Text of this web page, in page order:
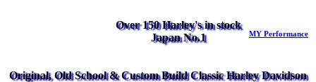
Over 150 Harley's in stock
Japan No.1
MY Performance
Original, Old School & Custom Build Classic Harley Davidson